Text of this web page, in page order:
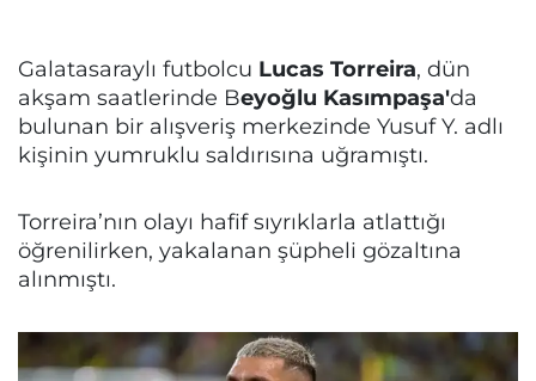
Galatasaraylı futbolcu Lucas Torreira, dün
akşam saatlerinde Beyoğlu Kasımpaşa'da
bulunan bir alışveriş merkezinde Yusuf Y. adlı
kişinin yumruklu saldırısına uğramıştı.
Torreira’nın olayı hafif sıyrıklarla atlattığı
öğrenilirken, yakalanan şüpheli gözaltına
alınmıştı.